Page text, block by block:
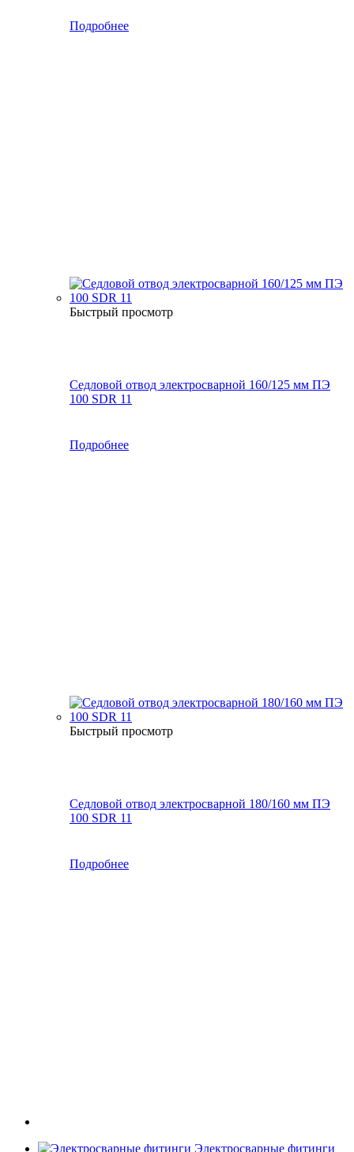
Подробнее
Быстрый просмотр
Седловой отвод электросварной 160/125 мм ПЭ
100 SDR 11
Подробнее
Быстрый просмотр
Седловой отвод электросварной 180/160 мм ПЭ
100 SDR 11
Подробнее
Электросварные фитинги